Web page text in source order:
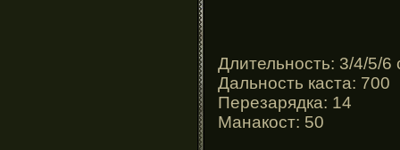
Длительность: 3/4/5/6
Дальность каста: 700
Перезарядка: 14
Манакост: 50